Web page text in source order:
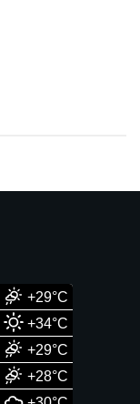
+29°C
+34°C
+29°C
+28°C